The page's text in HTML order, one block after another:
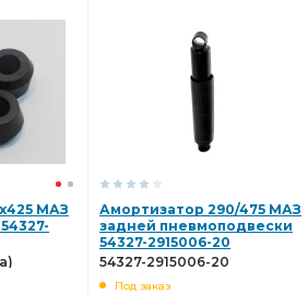
МАЗ
Амортизатор 290/475 МАЗ
задней пневмоподвески
54327-2915006-20
54327-2915006-20
Под заказ